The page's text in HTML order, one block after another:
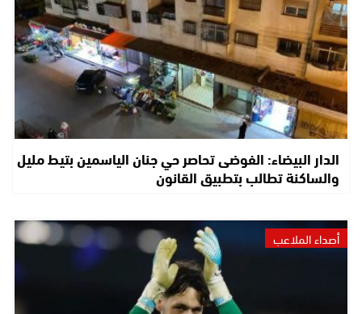
الدار البيضاء: الفوضى تحاصر حي جنان الياسمين بتيط مليل
والساكنة تطالب بتطبيق القانون
أصداء الملاعب